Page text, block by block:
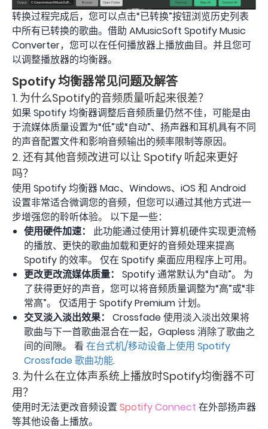
转换过程完成后，您可以点击“已转换”按钮浏览历史列表
中所有已转换的歌曲。借助 AMusicSoft Spotify Music
Converter，您可以在任何播放器上播放曲目。并且您可
以调整播放器的均衡器。
Spotify 均衡器常见问题及解答
1. 为什么Spotify的音频质量听起来很差？
如果 Spotify 均衡器调整后音频质量仍然不佳，可能是由
于流媒体质量设置为“低”或“自动”、扬声器和耳机具有不同
的声音配置文件和影响音频输出的频率限制等原因。
2. 还有其他音频改进可以让 Spotify 听起来更好
吗？
使用 Spotify 均衡器 Mac、Windows、iOS 和 Android
设置非常适合微调您的音频，但您可以通过其他方式进一
步增强您的聆听体验。 以下是一些：
使用硬件加速：
此功能通过使用计算机硬件实现更流畅
的播放、更快的歌曲加载和更好的音频处理来提高
Spotify 的效率。 仅在 Spotify 桌面应用程序上可用。
更改更改流媒体质量：
Spotify 通常默认为“自动”。 为
了获得更好的声音，您可以将音频质量调整为“高”或“非
常高”。 仅适用于 Spotify Premium 计划。
交叉淡入淡出效果：
Crossfade 使用淡入淡出效果将
歌曲与下一首歌曲混合在一起，Gapless 消除了歌曲之
间的间隙。 看 在台式机/移动设备上使用 Spotify
Crossfade 歌曲功能.
3. 为什么在立体声系统上播放时Spotify均衡器不可
用？
使用时无法更改音频设置 Spotify Connect 在外部扬声器
等其他设备上播放。